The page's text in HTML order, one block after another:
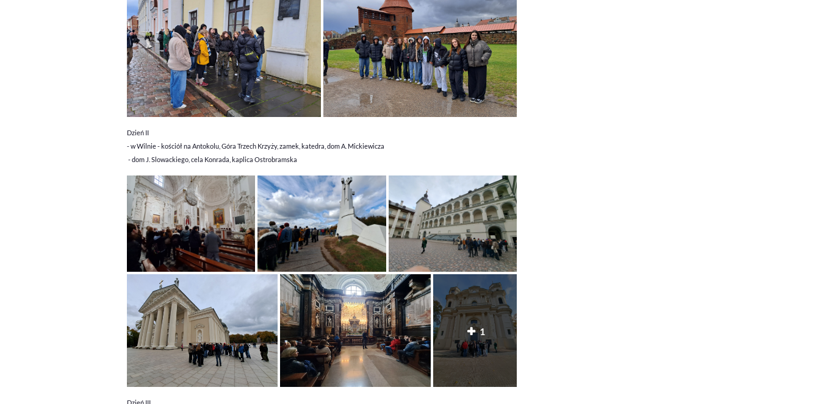
Dzień II
- w Wilnie - kościół na Antokolu, Góra Trzech Krzyży, zamek, katedra, dom A. Mickiewicza
- dom J. Slowackiego, cela Konrada, kaplica Ostrobramska
1